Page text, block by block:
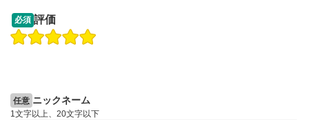
操作説明動画
必須 評価
任意 ニックネーム
1文字以上、20文字以下